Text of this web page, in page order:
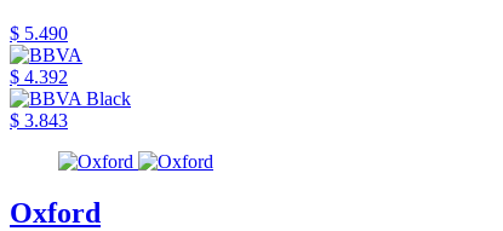
$ 5.490
$ 4.392
$ 3.843
Oxford